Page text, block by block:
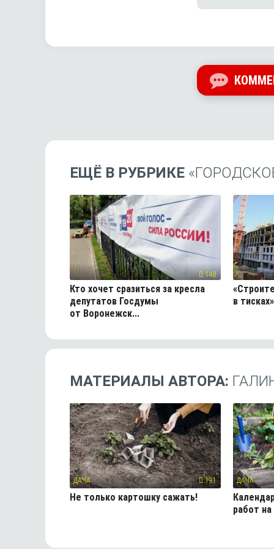
ЕЩЁ В РУБРИКЕ
148
Кто хочет сразиться за кресла
депутатов Госдумы
от Воронежск...
в тисках»
МАТЕРИАЛЫ АВТОРА:
ДАЧА 191
Не только картошку сажать!
ДАЧА
работ